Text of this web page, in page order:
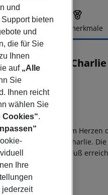
Hotelmerkmale
Checkpoint Charlie
Superior Hotel im
und Checkpoint Charlie.
bequem zu Fuß
und
bieten
und
die für Sie
Ihnen
auf „Alle
Sie
Ihnen reicht
wählen Sie
Cookies“.
Ihre